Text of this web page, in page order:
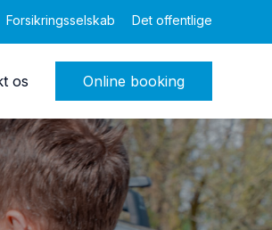
Forsikringsselskab Det offentlige
os Online booking